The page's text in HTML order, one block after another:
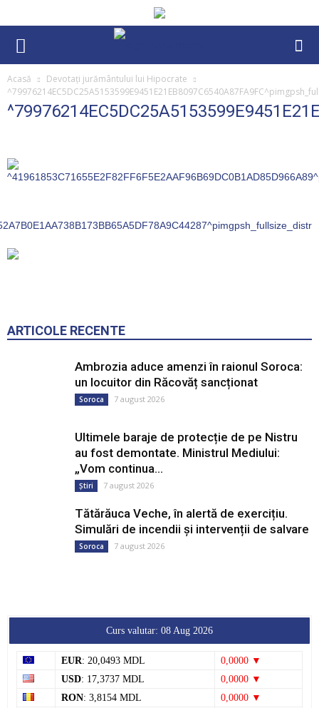
Acasă
Devotaţi jurământului lui Hipocrate
ARTICOLE RECENTE
Ambrozia aduce amenzi în raionul Soroca:
un locuitor din Răcovăț sancționat
Soroca 7 august 2026
Ultimele baraje de protecție de pe Nistru
au fost demontate. Ministrul Mediului:
„Vom continua...
Știri 7 august 2026
Tătărăuca Veche, în alertă de exercițiu.
Simulări de incendii și intervenții de salvare
Soroca 7 august 2026
Curs valutar: 08 Aug 2026
EUR: 20,0493 MDL
0,0000 ▼
USD: 17,3737 MDL
0,0000 ▼
RON: 3,8154 MDL
0,0000 ▼